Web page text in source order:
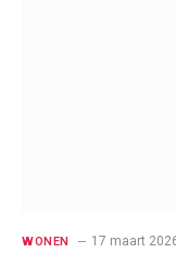
WONEN 17 maart